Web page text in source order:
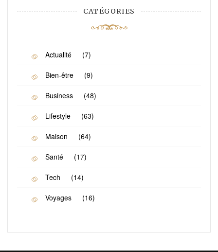
CATÉGORIES
Actualité (7)
Bien-être (9)
Business (48)
Lifestyle (63)
Maison (64)
Santé (17)
Tech (14)
Voyages (16)